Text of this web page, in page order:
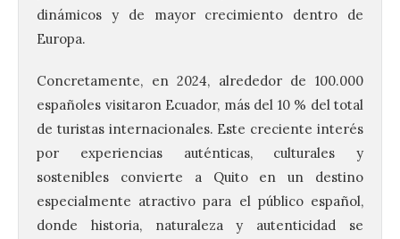
dinámicos y de mayor crecimiento dentro de
Europa.
Concretamente, en 2024, alrededor de 100.000
españoles visitaron Ecuador, más del 10 % del total
de turistas internacionales. Este creciente interés
por experiencias auténticas, culturales y
sostenibles convierte a Quito en un destino
especialmente atractivo para el público español,
donde historia, naturaleza y autenticidad se